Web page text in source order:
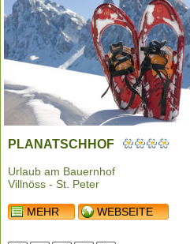
PLANATSCHHOF
Urlaub am Bauernhof
Villnöss - St. Peter
MEHR WEBSEITE